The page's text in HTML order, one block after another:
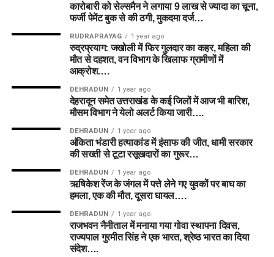
कारोबारी को सेल्समैन ने लगाया 9 लाख से ज्यादा का चूना,
फर्जी पेमेंट बुक से की ठगी, मुकदमा दर्ज…
RUDRAPRAYAG 1 year ago
रुद्रप्रयाग: जखोली में फिर गुलदार का कहर, महिला की
मौत से दहशत, वन विभाग के खिलाफ ग्रामीणों में
आक्रोश….
DEHRADUN 1 year ago
देहरादून समेत उत्तराखंड के कई जिलों में आज भी बारिश,
मौसम विभाग ने येलो अलर्ट किया जारी….
DEHRADUN 1 year ago
अंकिता भंडारी हत्याकांड में इंसाफ की जीत, धामी सरकार
की सख्ती से टूटा रसूखदारों का गुरूर…
DEHRADUN 1 year ago
ऋषिकेश रेंज के जंगल में पत्ते लेने गए युवकों पर बाघ का
हमला, एक की मौत, दूसरा घायल….
DEHRADUN 1 year ago
राजभवन नैनीताल में मनाया गया गोवा स्थापना दिवस,
राज्यपाल गुरमीत सिंह ने एक भारत, श्रेष्ठ भारत का दिया
संदेश….